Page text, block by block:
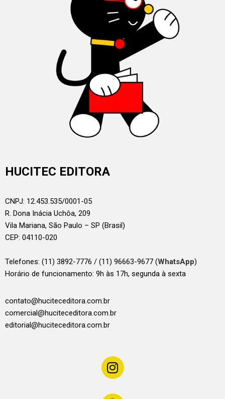
HUCITEC EDITORA
CNPJ: 12.453.535/0001-05
R. Dona Inácia Uchôa, 209
Vila Mariana, São Paulo – SP (Brasil)
CEP: 04110-020
Telefones: (11) 3892-7776 / (11) 96663-9677 (WhatsApp)
Horário de funcionamento: 9h às 17h, segunda à sexta
contato@huciteceditora.com.br
comercial@huciteceditora.com.br
editorial@huciteceditora.com.br